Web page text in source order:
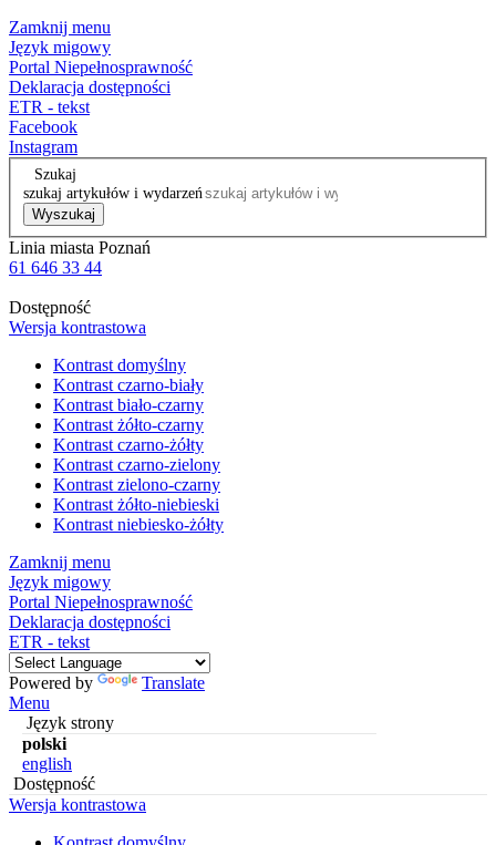
Zamknij menu
Język migowy
Portal Niepełnosprawność
Deklaracja dostępności
ETR - tekst
Facebook
Instagram
Szukaj
szukaj artykułów i wydarzeń
Wyszukaj
Linia miasta Poznań
61 646 33 44
Dostępność
Wersja kontrastowa
Kontrast domyślny
Kontrast czarno-biały
Kontrast biało-czarny
Kontrast żółto-czarny
Kontrast czarno-żółty
Kontrast czarno-zielony
Kontrast zielono-czarny
Kontrast żółto-niebieski
Kontrast niebiesko-żółty
Zamknij menu
Język migowy
Portal Niepełnosprawność
Deklaracja dostępności
ETR - tekst
Powered by
Translate
Menu
Język strony
polski
english
Dostępność
Wersja kontrastowa